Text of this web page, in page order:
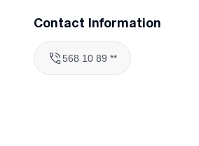
Contact Information
568 10 89 **